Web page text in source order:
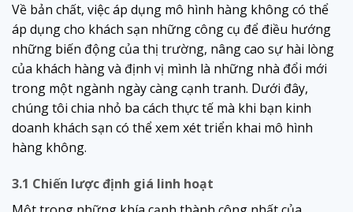
Về bản chất, việc áp dụng mô hình hàng không có thể
áp dụng cho khách sạn những công cụ để điều hướng
những biến động của thị trường, nâng cao sự hài lòng
của khách hàng và định vị mình là những nhà đổi mới
trong một ngành ngày càng cạnh tranh. Dưới đây,
chúng tôi chia nhỏ ba cách thực tế mà khi bạn kinh
doanh khách sạn có thể xem xét triển khai mô hình
hàng không.
3.1 Chiến lược định giá linh hoạt